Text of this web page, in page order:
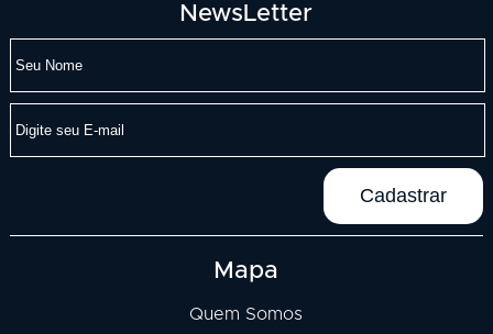
NewsLetter
Mapa
Quem Somos